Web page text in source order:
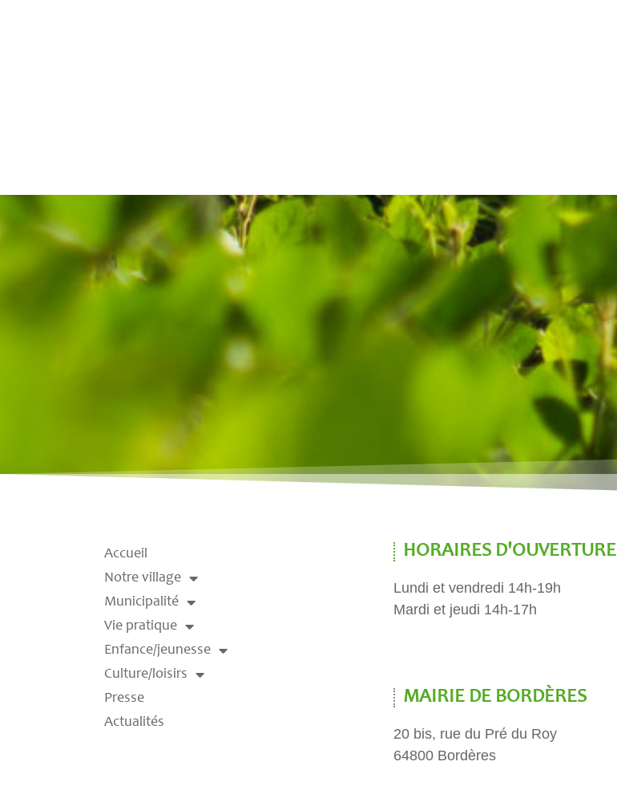
Accueil
Notre village
Municipalité
Vie pratique
Enfance/jeunesse
Culture/loisirs
Presse
Actualités
HORAIRES D'OUVERTURE
Lundi et vendredi 14h-19h
Mardi et jeudi 14h-17h
MAIRIE DE BORDÈRES
20 bis, rue du Pré du Roy
64800 Bordères